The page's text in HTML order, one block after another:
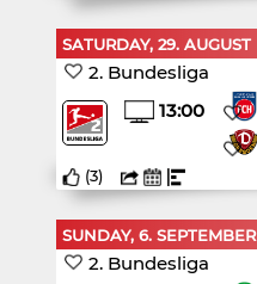
SATURDAY, 29. AUGUST
2. Bundesliga
13:00
(3)
SUNDAY, 6. SEPTEMBER
2. Bundesliga